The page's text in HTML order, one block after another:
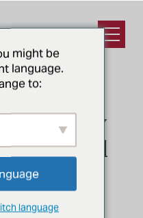
Abrir el
Energy
obtiene el
y
might be
language.
to:
language